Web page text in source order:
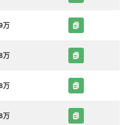
万
万
万
万